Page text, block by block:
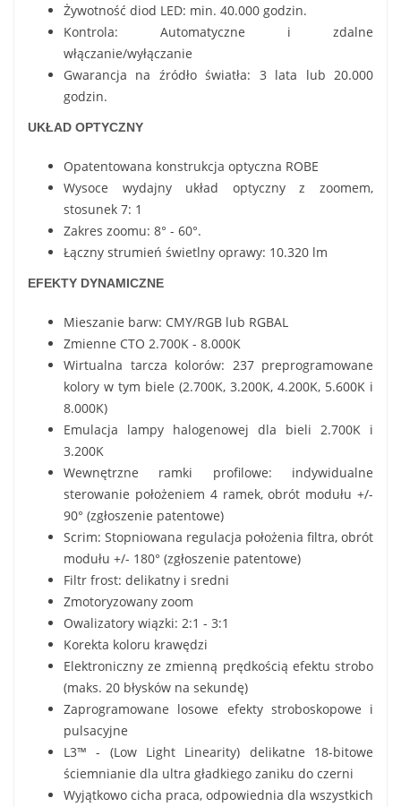
Żywotność diod LED: min. 40.000 godzin.
Kontrola: Automatyczne i zdalne
włączanie/wyłączanie
Gwarancja na źródło światła: 3 lata lub 20.000
godzin.
UKŁAD OPTYCZNY
Opatentowana konstrukcja optyczna ROBE
Wysoce wydajny układ optyczny z zoomem,
stosunek 7: 1
Zakres zoomu: 8° - 60°.
Łączny strumień świetlny oprawy: 10.320 lm
EFEKTY DYNAMICZNE
Mieszanie barw: CMY/RGB lub RGBAL
Zmienne CTO 2.700K - 8.000K
Wirtualna tarcza kolorów: 237 preprogramowane
kolory w tym biele (2.700K, 3.200K, 4.200K, 5.600K i
8.000K)
Emulacja lampy halogenowej dla bieli 2.700K i
3.200K
Wewnętrzne ramki profilowe: indywidualne
sterowanie położeniem 4 ramek, obrót modułu +/-
90° (zgłoszenie patentowe)
Scrim: Stopniowana regulacja położenia filtra, obrót
modułu +/- 180° (zgłoszenie patentowe)
Filtr frost: delikatny i sredni
Zmotoryzowany zoom
Owalizatory wiązki: 2:1 - 3:1
Korekta koloru krawędzi
Elektroniczny ze zmienną prędkością efektu strobo
(maks. 20 błysków na sekundę)
Zaprogramowane losowe efekty stroboskopowe i
pulsacyjne
L3™ - (Low Light Linearity) delikatne 18-bitowe
ściemnianie dla ultra gładkiego zaniku do czerni
Wyjątkowo cicha praca, odpowiednia dla wszystkich